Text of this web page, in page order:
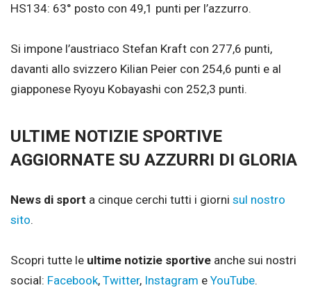
HS134: 63° posto con 49,1 punti per l’azzurro.
Si impone l’austriaco Stefan Kraft con 277,6 punti,
davanti allo svizzero Kilian Peier con 254,6 punti e al
giapponese Ryoyu Kobayashi con 252,3 punti.
ULTIME NOTIZIE SPORTIVE
AGGIORNATE SU AZZURRI DI GLORIA
News di sport a cinque cerchi tutti i giorni sul nostro
sito.
Scopri tutte le ultime notizie sportive anche sui nostri
social: Facebook, Twitter, Instagram e YouTube.